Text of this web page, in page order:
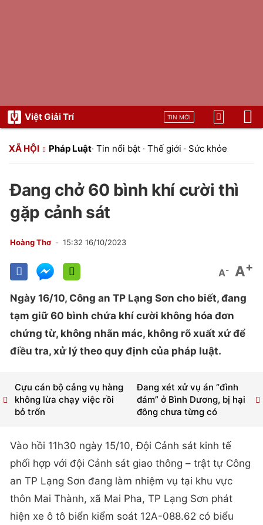
Việt Giải Trí TIN MỚI
XÃ HỘI Pháp Luật· Tin nổi bật · Thế giới · Sức khỏe
Đang chở 60 bình khí cười thì
gặp cảnh sát
Hoàng Thơ 15:32 16/10/2023
A- A+
Ngày 16/10, Công an TP Lạng Sơn cho biết, đang
tạm giữ 60 bình chứa khí cười không hóa đơn
chứng từ, không nhãn mác, không rõ xuất xứ để
điều tra, xử lý theo quy định của pháp luật.
Đang xét xử vụ án “đình
đám” ở Bình Dương, bị hại
đông chưa từng có
Cựu cán bộ cảng vụ hàng
không lừa chạy việc rồi
bỏ trốn
Vào hồi 11h30 ngày 15/10, Đội Cảnh sát kinh tế
phối hợp với đội Cảnh sát giao thông – trật tự Công
an TP Lạng Sơn đang làm nhiệm vụ tại khu vực
thôn Mai Thành, xã Mai Pha, TP Lạng Sơn phát
hiện xe ô tô biển kiểm soát 12A-088.62 có biểu